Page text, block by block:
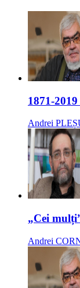
1871-
Andrei
„Cei
Andrei